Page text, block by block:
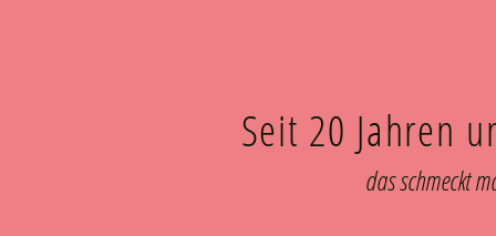
Seit 20 Jahren
das schmeckt